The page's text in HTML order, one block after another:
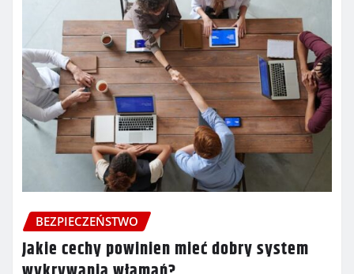
BEZPIECZEŃSTWO
Jakie cechy powinien mieć dobry system